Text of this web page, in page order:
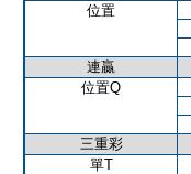
位置
連贏
位置Q
三重彩
單T